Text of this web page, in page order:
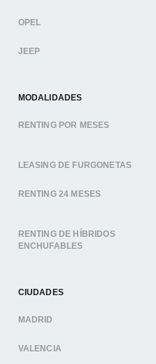
OPEL
JEEP
MODALIDADES
RENTING POR MESES
LEASING DE FURGONETAS
RENTING 24 MESES
RENTING DE HÍBRIDOS
ENCHUFABLES
CIUDADES
MADRID
VALENCIA